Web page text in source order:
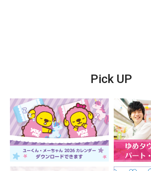
一度きりの出会いではなく、
Pick UP